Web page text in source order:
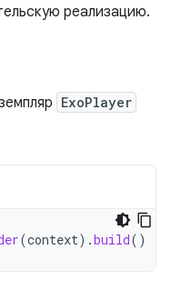
реализацию.
ExoPlayer
(context).build()